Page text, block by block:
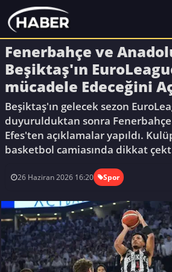
Fenerbahçe ve
Beşiktaş'ın
mücadele Edeceğini
Beşiktaş'ın gelecek sezon
duyurulduktan sonra
Efes'ten açıklamalar yapıldı.
basketbol camiasında dikkat
26 Haziran 2026 16:20 Spor